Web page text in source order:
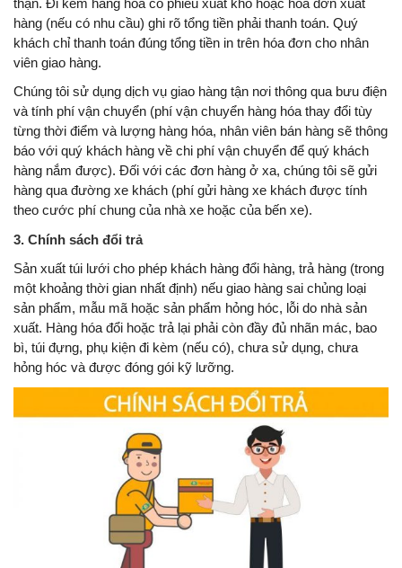
hàng (nếu có nhu cầu) ghi rõ tổng tiền phải thanh toán. Quý
khách chỉ thanh toán đúng tổng tiền in trên hóa đơn cho nhân
viên giao hàng.
Chúng tôi sử dụng dịch vụ giao hàng tận nơi thông qua bưu điện
và tính phí vận chuyển (phí vận chuyển hàng hóa thay đổi tùy
từng thời điểm và lượng hàng hóa, nhân viên bán hàng sẽ thông
báo với quý khách hàng về chi phí vận chuyển để quý khách
hàng nắm được). Đối với các đơn hàng ở xa, chúng tôi sẽ gửi
hàng qua đường xe khách (phí gửi hàng xe khách được tính
theo cước phí chung của nhà xe hoặc của bến xe).
3. Chính sách đổi trả
Sản xuất túi lưới cho phép khách hàng đổi hàng, trả hàng (trong
một khoảng thời gian nhất định) nếu giao hàng sai chủng loại
sản phẩm, mẫu mã hoặc sản phẩm hỏng hóc, lỗi do nhà sản
xuất. Hàng hóa đổi hoặc trả lại phải còn đầy đủ nhãn mác, bao
bì, túi đựng, phụ kiện đi kèm (nếu có), chưa sử dụng, chưa
hỏng hóc và được đóng gói kỹ lưỡng.